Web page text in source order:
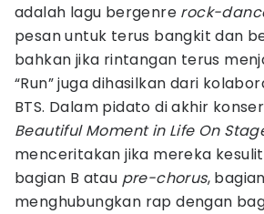
adalah lagu bergenre rock-
pesan untuk terus bangkit dan
bahkan jika rintangan terus
“Run” juga dihasilkan dari
BTS. Dalam pidato di akhir konser
Beautiful Moment in Life On
menceritakan jika mereka
bagian B atau pre-chorus,
menghubungkan rap dengan